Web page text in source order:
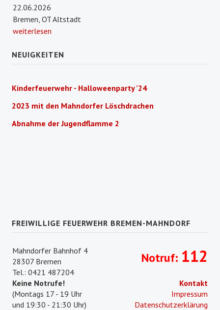
22.06.2026
Bremen, OT Altstadt
weiterlesen
NEUIGKEITEN
Kinderfeuerwehr - Halloweenparty '24
2023 mit den Mahndorfer Löschdrachen
Abnahme der Jugendflamme 2
FREIWILLIGE FEUERWEHR BREMEN-MAHNDORF
Mahndorfer Bahnhof 4
28307 Bremen
Tel.: 0421 487204
Keine Notrufe!
(Montags 17 - 19 Uhr
und 19:30 - 21:30 Uhr)
Notruf: 112
Kontakt
Impressum
Datenschutzerklärung